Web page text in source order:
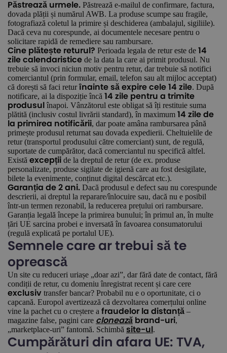
Păstrează urmele. Păstrează e-mailul de confirmare, factura,
dovada plății și numărul AWB. La produse scumpe sau fragile,
fotografiază coletul la primire și deschiderea (ambalajul, sigiliile).
Dacă ceva nu corespunde, ai documentele necesare pentru o
solicitare rapidă de remediere sau rambursare.
Cine plătește returul? Perioada legala de retur este de 14
zile calendaristice de la data la care ai primit produsul. Nu
trebuie să invoci niciun motiv pentru retur, dar trebuie să notifici
comerciantul (prin formular, email, telefon sau alt mijloc acceptat)
că dorești să faci returînainte să expire cele 14 zile. După
notificare, ai la dispoziție încă 14 zile pentru a trimite
produsul înapoi. Vânzătorul este obligat să îți restituie suma
plătită (inclusiv costul livrării standard), în maximum 14 zile de
la primirea notificării, dar poate amâna rambursarea până
primește produsul returnat sau dovada expedierii. Cheltuielile de
retur (transportul produsului către comerciant) sunt, de regulă,
suportate de cumpărător, dacă comerciantul nu specifică altfel.
Există excepții de la dreptul de retur (de ex. produse
personalizate, produse sigilate de igienă care au fost desigilate,
bilete la evenimente, conținut digital descărcat etc.).
Garanția de 2 ani. Dacă produsul e defect sau nu corespunde
descrierii, ai dreptul la reparare/înlocuire sau, dacă nu e posibil
într-un termen rezonabil, la reducerea prețului ori rambursare.
Garanția legală începe la primirea bunului; în primul an, în multe
țări UE sarcina probei e inversată în favoarea consumatorului
(regulă explicată pe portalul UE).
Semnele care ar trebui să te
oprească
Un site cu reduceri uriașe „doar azi”, dar fără date de contact, fără
condiții de retur, cu domeniu înregistrat recent și care cere
exclusiv transfer bancar? Probabil nu e o oportunitate, ci o
capcană. Europol avertizează că dezvoltarea comerțului online
vine la pachet cu o creștere a fraudelor la distanță –
magazine false, pagini care clonează brand-uri,
„marketplace-uri” fantomă. Schimbă site-ul .
Cumpărături din afara UE: TVA,